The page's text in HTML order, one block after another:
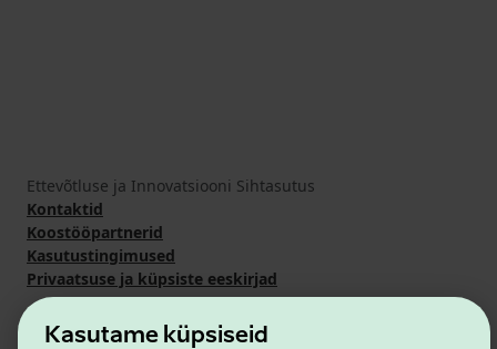
Kasutame küpsiseid
Ettevõtluse ja Innovatsiooni Sihtasutus
Kontaktid
Koostööpartnerid
Kasutustingimused
Privaatsuse ja küpsiste eeskirjad